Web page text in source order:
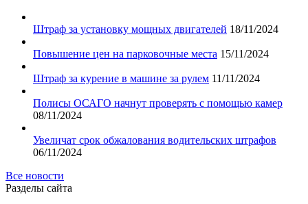
Штраф за установку мощных двигателей 18/11/2024
Повышение цен на парковочные места 15/11/2024
Штраф за курение в машине за рулем 11/11/2024
Полисы ОСАГО начнут проверять с помощью камер
08/11/2024
Увеличат срок обжалования водительских штрафов
06/11/2024
Все новости
Разделы сайта